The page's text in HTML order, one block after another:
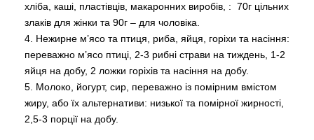
хліба, каші, пластівців, макаронних виробів, : 70г цільних
злаків для жінки та 90г – для чоловіка.
4. Нежирне м’ясо та птиця, риба, яйця, горіхи та насіння:
переважно м’ясо птиці, 2-3 рибні страви на тиждень, 1-2
яйця на добу, 2 ложки горіхів та насіння на добу.
5. Молоко, йогурт, сир, переважно із помірним вмістом
жиру, або їх альтернативи: низької та помірної жирності,
2,5-3 порції на добу.